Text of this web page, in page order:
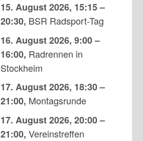
15. August 2026, 15:15–
20:30, BSR Radsport-Tag
16. August 2026, 9:00–
16:00, Radrennen in
Stockheim
17. August 2026, 18:30–
21:00, Montagsrunde
17. August 2026, 20:00–
21:00, Vereinstreffen